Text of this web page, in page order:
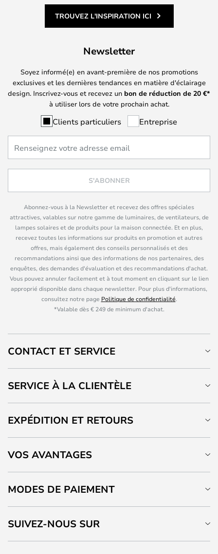
TROUVEZ L'INSPIRATION ICI
Newsletter
Soyez informé(e) en avant-première de nos promotions
exclusives et les dernières tendances en matière d'éclairage
design. Inscrivez-vous et recevez un bon de réduction de 20 €*
à utiliser lors de votre prochain achat.
Clients particuliers Entreprise
S'ABONNER
Abonnez-vous à la Newsletter et recevez des offres spéciales
attractives, valables sur notre gamme de luminaires, de ventilateurs, de
lampes solaires et de produits pour la maison connectée. Et en plus,
recevez toutes les informations sur produits en promotion et autres
offres, mais également des conseils personnalisés et des
recommandations ainsi que des informations de nos partenaires, des
enquêtes, des demandes d'évaluation et des recommandations d'achat.
Vous pouvez annuler facilement et à tout moment en cliquant sur le lien
approprié disponible dans chaque newsletter. Pour plus d'informations,
consultez notre page Politique de confidentialité.
*Valable dès € 249 de minimum d'achat.
CONTACT ET SERVICE
SERVICE À LA CLIENTÈLE
EXPÉDITION ET RETOURS
VOS AVANTAGES
MODES DE PAIEMENT
SUIVEZ-NOUS SUR